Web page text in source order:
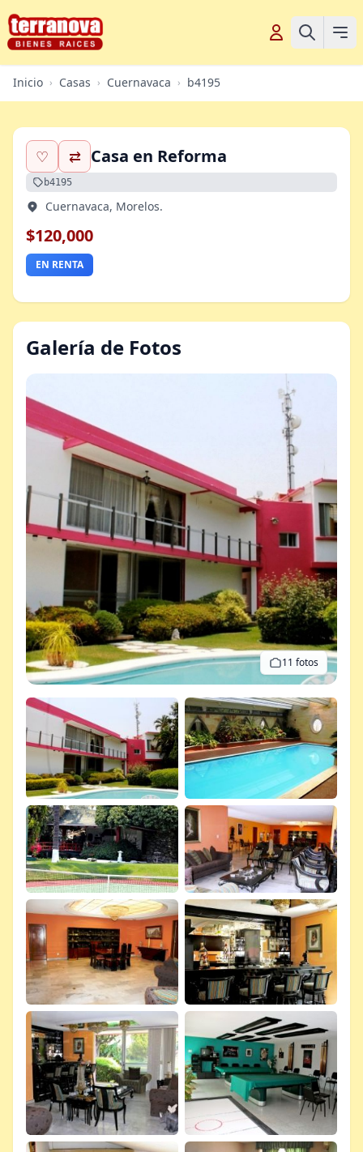
Inicio › Casas › Cuernavaca › b4195
♡ ⇄ Casa en Reforma
b4195
Cuernavaca, Morelos.
$120,000
EN RENTA
Galería de Fotos
11 fotos